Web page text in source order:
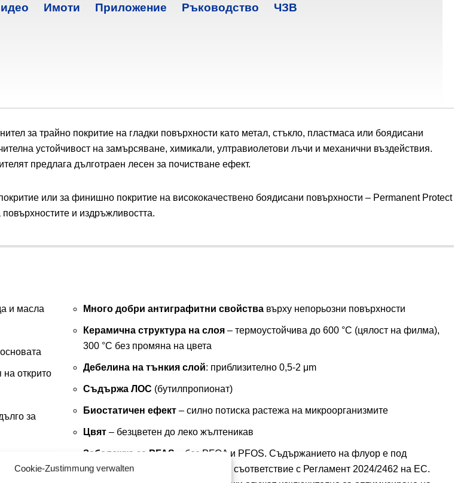
Cookie-Zustimmung verwalten
Имоти Приложение Ръководство ЧЗВ
за трайно покритие на гладки повърхности като метал, стъкло, пластмаса или боядисани
устойчивост на замърсяване, химикали, ултравиолетови лъчи и механични въздействия.
предлага дълготраен лесен за почистване ефект.
или за финишно покритие на висококачествено боядисани повърхности – Permanent Protect
и издръжливостта.
и масла
открито
за
препарати(с
Много добри антиграфитни свойства върху непорьозни повърхности
Керамична структура на слоя – термоустойчива до 600 °C (цялост на филма),
300 °C без промяна на цвета
Дебелина на тънкия слой: приблизително 0,5-2 μm
Съдържа ЛОС (бутилпропионат)
Биостатичен ефект – силно потиска растежа на микроорганизмите
Цвят – безцветен до леко жълтеникав
Забележка за PFAS
– без PFOA и PFOS. Съдържанието на флуор е под
законовите гранични стойности в съответствие с Регламент 2024/2462 на ЕС.